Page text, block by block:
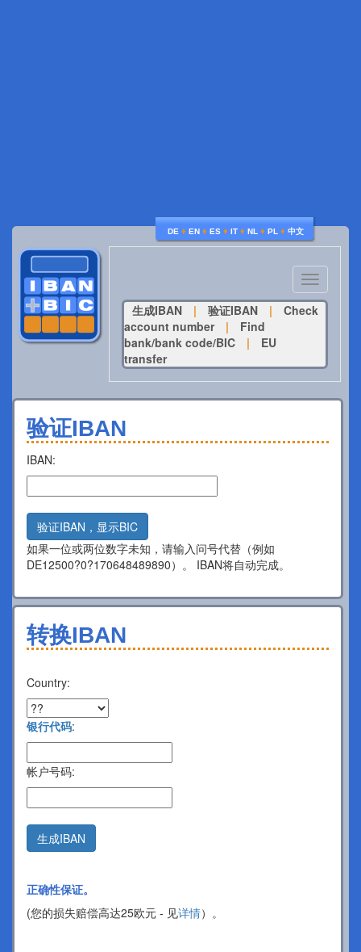
DE ♦ EN ♦ ES ♦ IT ♦ NL ♦ PL ♦ 中文
Toggle
navigation
生成IBAN
| 验证IBAN |
Check
account number
|
Find
bank/bank code/BIC
|
EU
transfer
验证IBAN
IBAN:
验证IBAN，显示BIC
如果一位或两位数字未知，请输入问号代替（例如
DE12500?0?170648489890）。 IBAN将自动完成。
转换IBAN
Country:
银行代码:
帐户号码:
生成IBAN
正确性保证。
(您的损失赔偿高达25欧元 - 见详情）。